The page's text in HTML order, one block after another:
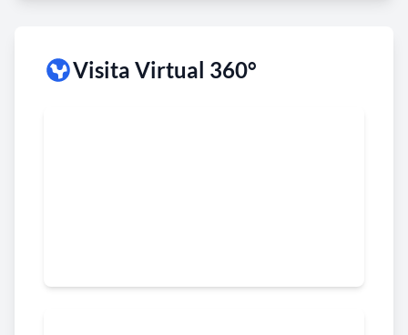
Visita Virtual 360°